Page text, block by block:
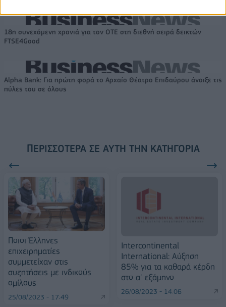
18η συνεχόμενη χρονιά για τον ΟΤΕ στη διεθνή σειρά δεικτών
FTSE4Good
Alpha Bank: Για πρώτη φορά το Αρχαίο Θέατρο Επιδαύρου άνοιξε τις
πύλες του σε όλους
ΠΕΡΙΣΣΌΤΕΡΑ ΣΕ ΑΥΤΉ ΤΗΝ ΚΑΤΗΓΟΡΊΑ
Ποιοι Έλληνες
επιχειρηματίες
συμμετείχαν στις
συζητήσεις με ινδικούς
ομίλους
25/08/2023 - 17:49
Intercontinental
International: Αύξηση
85% για τα καθαρά κέρδη
στο α' εξάμηνο
26/08/2023 - 14:06